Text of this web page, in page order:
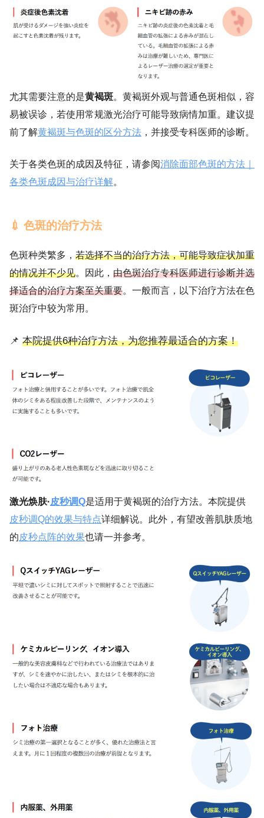
尤其需要注意的是黄褐斑。黄褐斑外观与普通色斑相似，容
易被误诊，若使用常规激光治疗可能导致病情加重。建议提
前了解黄褐斑与色斑的区分方法 ，并接受专科医师的诊断。
关于各类色斑的成因及特征，请参阅消除面部色斑的方法｜
各类色斑成因与治疗详解。
💉 色斑的治疗方法
色斑种类繁多， 若选择不当的治疗方法，可能导致症状加重
的情况并不少见。因此， 由色斑治疗专科医师进行诊断并选
择适合的治疗方案至关重要。一般而言，以下治疗方法在色
斑治疗中较为常用。
📌 本院提供6种治疗方法，为您推荐最适合的方案！
激光焕肤·皮秒调Q是适用于黄褐斑的治疗方法。本院提供
皮秒调Q的效果与特点详细解说。此外，有望改善肌肤质地
的皮秒点阵的效果也请一并参考。